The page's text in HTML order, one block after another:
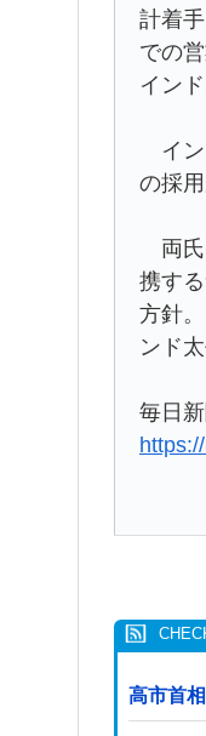
計着
での
イン
イン
の採
両氏
携す
方針
ンド
毎日
高市首